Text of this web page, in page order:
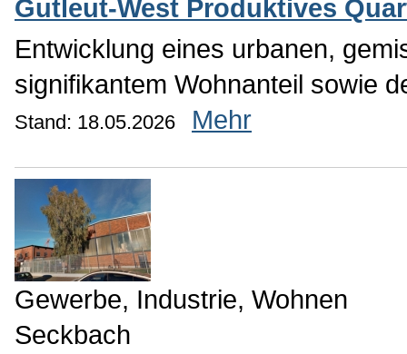
Gutleut-West Produktives
Entwicklung eines urbanen,
signifikantem Wohnanteil sowie
Stand: 18.05.2026 Mehr
Gewerbe, Industrie, Wohnen
Seckbach